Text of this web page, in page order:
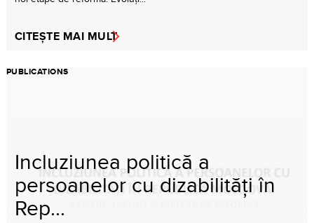
CITEȘTE MAI MULT
PUBLICATIONS
Incluziunea politică a
persoanelor cu dizabilități în
Rep...